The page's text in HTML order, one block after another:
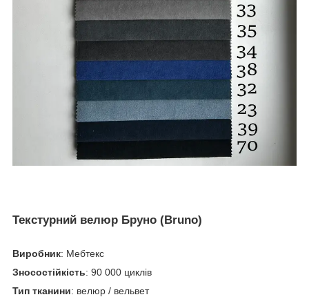
Текстурний велюр Бруно (Bruno)
Виробник: Мебтекс
Зносостійкість: 90 000 циклів
Тип тканини: велюр / вельвет